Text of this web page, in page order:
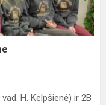
H. Kelpšienė) ir 2B